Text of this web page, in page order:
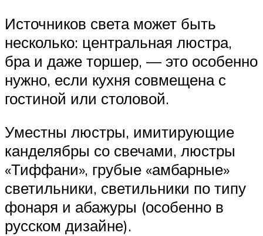
Источников света может быть
несколько: центральная люстра,
бра и даже торшер, — это особенно
нужно, если кухня совмещена с
гостиной или столовой.
Уместны люстры, имитирующие
канделябры со свечами, люстры
«Тиффани», грубые «амбарные»
светильники, светильники по типу
фонаря и абажуры (особенно в
русском дизайне).